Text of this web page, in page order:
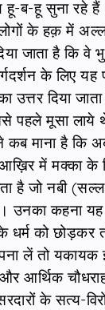
हू-ब-हू सुना रहे
के हक़ में
जाता है कि
के लिए यह
उत्तर दिया
पहले मूसा लाये
कब माना है कि
में मक्का के
है जो नबी
उनका कहना
धर्म को छोड़कर
लें तो यकायक
आर्थिक
के सत्य-